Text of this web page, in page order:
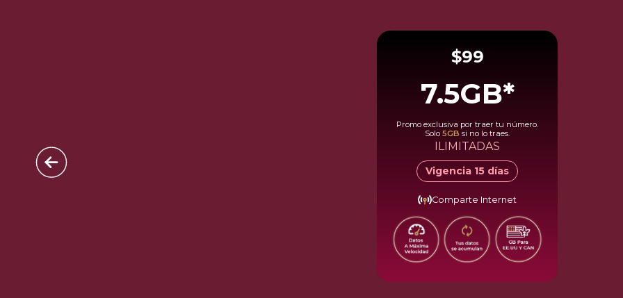
$99
7.5GB*
Promo exclusiva por traer tu número.
Solo 5GB si no lo traes.
ILIMITADAS
Vigencia 15 días
Comparte Internet